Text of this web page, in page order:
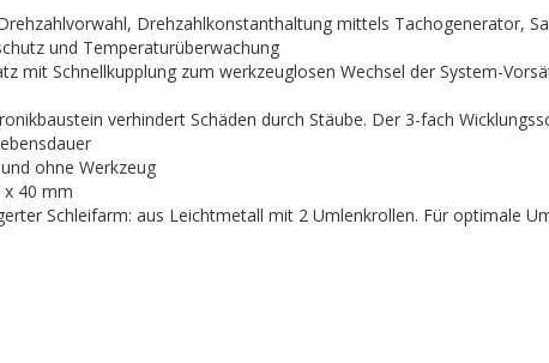
Drehzahlkonstanthaltung mittels Tachogenerator,
und Temperaturüberwachung
mit Schnellkupplung zum werkzeuglosen Wechsel der System-
verhindert Schäden durch Stäube. Der 3-fach
ohne Werkzeug
x 40 mm
Schleifarm: aus Leichtmetall mit 2 Umlenkrollen. Für optimale